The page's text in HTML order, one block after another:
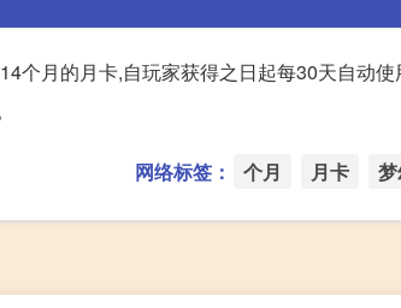
个月的月卡,自玩家获得之日起每30天自动
网络标签： 个月 月卡